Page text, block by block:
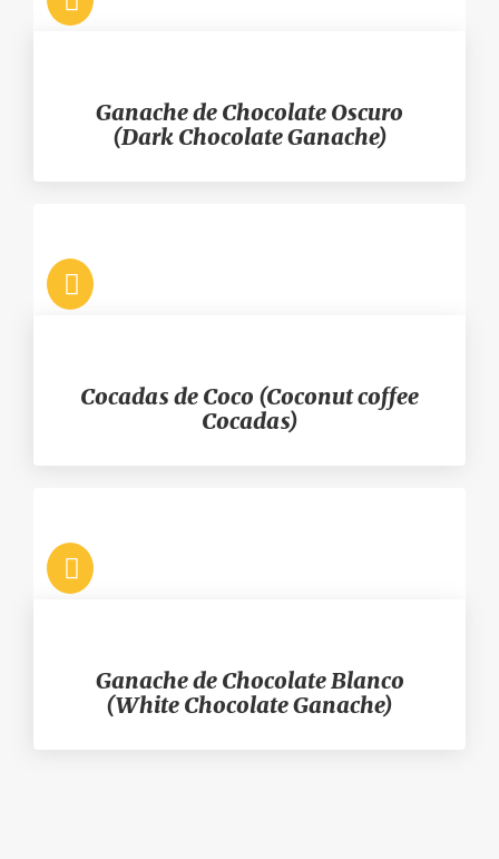
Ganache de Chocolate Oscuro
(Dark Chocolate Ganache)
Cocadas de Coco (Coconut coffee
Cocadas)
Ganache de Chocolate Blanco
(White Chocolate Ganache)